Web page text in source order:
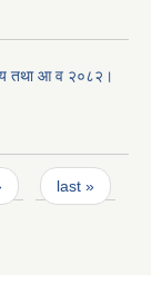
तथा आ व २०८२।
last »